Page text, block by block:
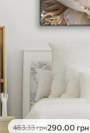
483.33грн290 .00 грн